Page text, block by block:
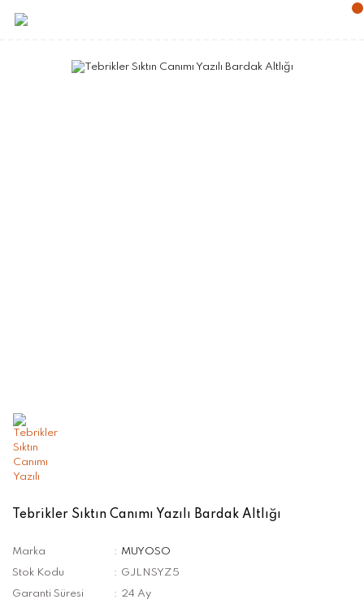
Tebrikler Sıktın Canımı Yazılı Bardak Altlığı
Marka
MUYOSO
Stok Kodu
GJLNSYZ5
Garanti Süresi
24 Ay